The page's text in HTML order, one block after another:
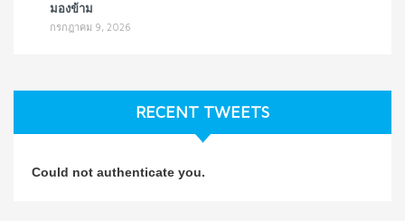
มองข้าม
กรกฎาคม 9, 2026
RECENT TWEETS
Could not authenticate you.